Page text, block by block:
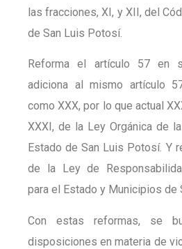
las fracciones, XI, y XII, del
de San Luis Potosí.
Reforma el artículo 57 en
adiciona al mismo artículo
como XXX, por lo que actual
XXXI, de la Ley Orgánica de
Estado de San Luis Potosí. Y
de la Ley de
para el Estado y Municipios de
Con estas reformas, se
disposiciones en materia de